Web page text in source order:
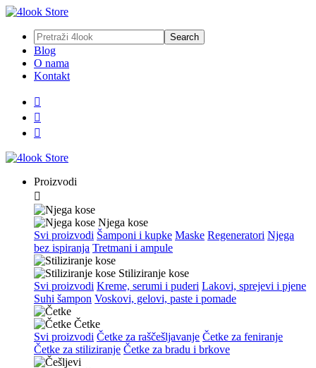
Blog
O nama
Kontakt



Proizvodi

Njega kose
Svi proizvodi Šamponi i kupke Maske Regeneratori Njega
bez ispiranja Tretmani i ampule
Stiliziranje kose
Svi proizvodi Kreme, serumi i puderi Lakovi, sprejevi i pjene
Suhi šampon Voskovi, gelovi, paste i pomade
Četke
Svi proizvodi Četke za raščešljavanje Četke za feniranje
Četke za stiliziranje Četke za bradu i brkove